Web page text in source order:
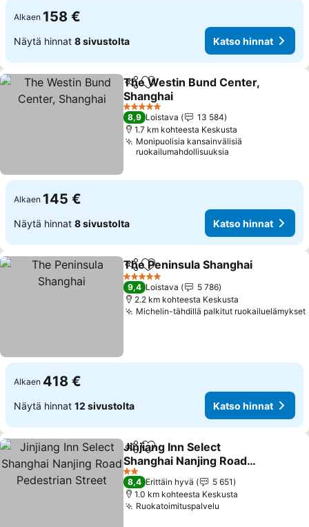
Alkaen 158 €
Näytä hinnat 8 sivustolta Katso hinnat
Jaa Lisää suosikkeihin
The Westin Bund Center,
Shanghai
Katso hinnat
5 Tähtiluokitus
8,9 Loistava
13 584
1.7 km kohteesta Keskusta
Monipuolisia kansainvälisiä
ruokailumahdollisuuksia
Alkaen 145 €
Näytä hinnat 8 sivustolta Katso hinnat
Jaa Lisää suosikkeihin
The Peninsula Shanghai
5 Tähtiluokitus
9,4 Loistava
5 786
2.2 km kohteesta Keskusta
Michelin-tähdillä palkitut ruokailuelämykset
Alkaen 418 €
Näytä hinnat 12 sivustolta Katso hinnat
Jaa Lisää suosikkeihin
Jinjiang Inn Select
Shanghai Nanjing Road
Pedestrian Street
Katso hinnat
2 Tähtiluokitus
8,4 Erittäin hyvä
5 651
1.0 km kohteesta Keskusta
Ruokatoimituspalvelu